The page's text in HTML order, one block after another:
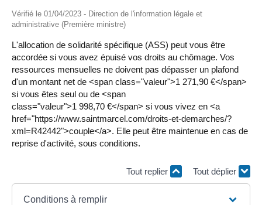
Vérifié le 01/04/2023 - Direction de l'information légale et
administrative (Première ministre)
L'allocation de solidarité spécifique (ASS) peut vous être
accordée si vous avez épuisé vos droits au chômage. Vos
ressources mensuelles ne doivent pas dépasser un plafond
d'un montant net de <span class="valeur">1 271,90 €</span>
si vous êtes seul ou de <span
class="valeur">1 998,70 €</span> si vous vivez en <a
href="https://www.saintmarcel.com/droits-et-demarches/?
xml=R42442">couple</a>. Elle peut être maintenue en cas de
reprise d'activité, sous conditions.
Tout replier Tout déplier
Conditions à remplir